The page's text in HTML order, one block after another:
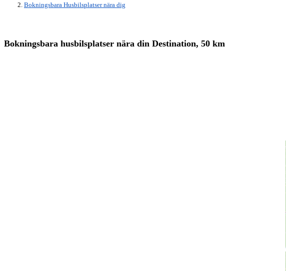
Bokningsbara Husbilsplatser nära dig
Bokningsbara husbilsplatser nära din Destination, 50 km